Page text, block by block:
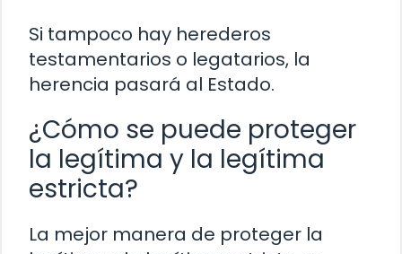
Si tampoco hay herederos
testamentarios o legatarios, la
herencia pasará al Estado.
¿Cómo se puede proteger
la legítima y la legítima
estricta?
La mejor manera de proteger la